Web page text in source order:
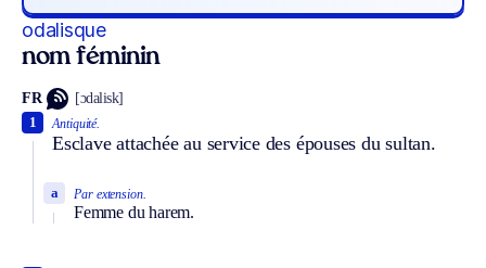
odalisque
nom féminin
FR [ɔdalisk]
Antiquité.
Esclave attachée au service des épouses du sultan.
1
Par extension.
Femme du harem.
a